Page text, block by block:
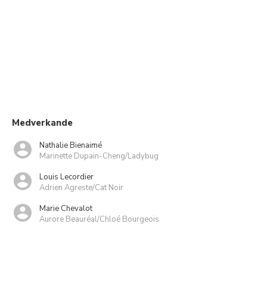
Medverkande
Nathalie Bienaimé
Marinette Dupain-Cheng/Ladybug
Louis Lecordier
Adrien Agreste/Cat Noir
Marie Chevalot
Aurore Beauréal/Chloé Bourgeois